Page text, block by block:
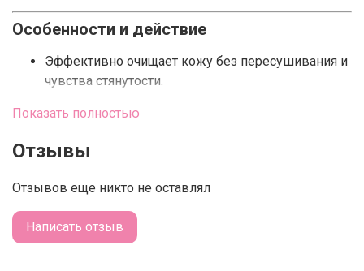
Особенности и действие
Эффективно очищает кожу без пересушивания и
чувства стянутости.
Поддерживает оптимальный уровень pH.
Контролирует выработку себума, уменьшая
Подходит для ежедневного использования утром
Показать полностью
Отзывы
Отзывов еще никто не оставлял
Написать отзыв